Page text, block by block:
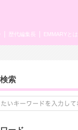
EMMARYとは
歴代編集長
索